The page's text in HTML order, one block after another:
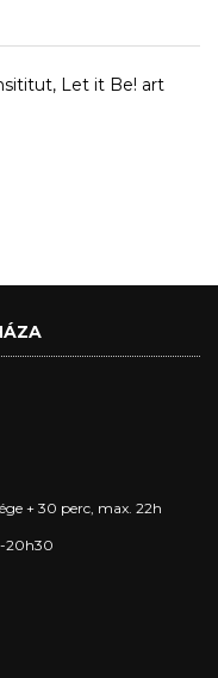
Let it Be! art
+ 30 perc, max. 22h
20h30